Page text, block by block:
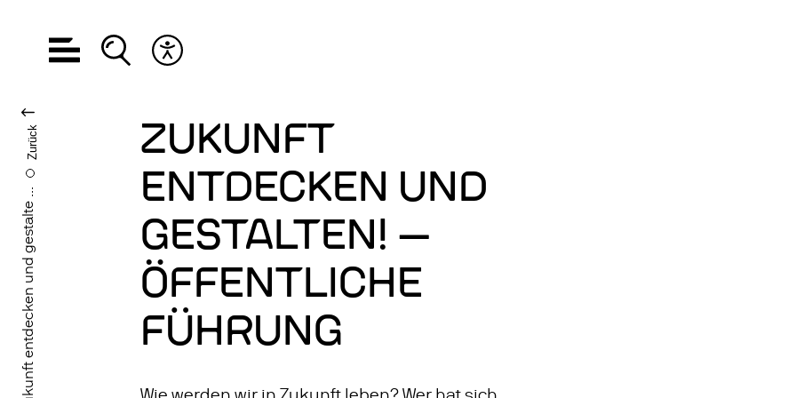
Hauptnavigation öffnen
Suche öffnen
Zukunft entdecken und gestalte ...
Zurück
ZUKUNFT
ENTDECKEN UND
GESTALTEN! —
ÖFFENTLICHE
FÜHRUNG